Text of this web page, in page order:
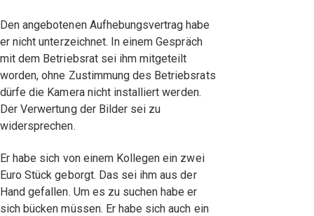
Den angebotenen Aufhebungsvertrag habe
er nicht unterzeichnet. In einem Gespräch
mit dem Betriebsrat sei ihm mitgeteilt
worden, ohne Zustimmung des Betriebsrats
dürfe die Kamera nicht installiert werden.
Der Verwertung der Bilder sei zu
widersprechen.
Er habe sich von einem Kollegen ein zwei
Euro Stück geborgt. Das sei ihm aus der
Hand gefallen. Um es zu suchen habe er
sich bücken müssen. Er habe sich auch ein